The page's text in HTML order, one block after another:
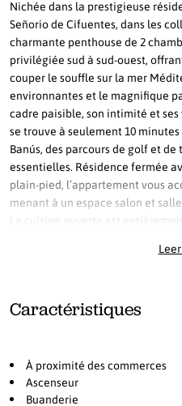
Nichée dans la prestigieuse
Señorio de Cifuentes, dans les
charmante penthouse de 2
privilégiée sud à sud-ouest,
couper le souffle sur la mer
environnantes et le magnifique
cadre paisible, son intimité et
se trouve à seulement 10
Banús, des parcours de golf et
essentielles. Résidence fermée
plain-pied, l’appartement vous
menant à un espace salon et
La cuisine ouverte est
bien pour le quotidien que pour
bains séparée, ce qui rend
pour profiter de la vie en plein air
soit pour se détendre au soleil,
admirer les magnifiques couchers
Caractéristiques
À proximité des commerces
Ascenseur
Buanderie